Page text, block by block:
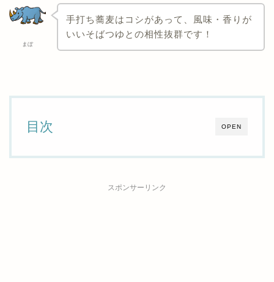
まぼ
手打ち蕎麦はコシがあって、風味・香りが
いいそばつゆとの相性抜群です！
OPEN
目次
スポンサーリンク